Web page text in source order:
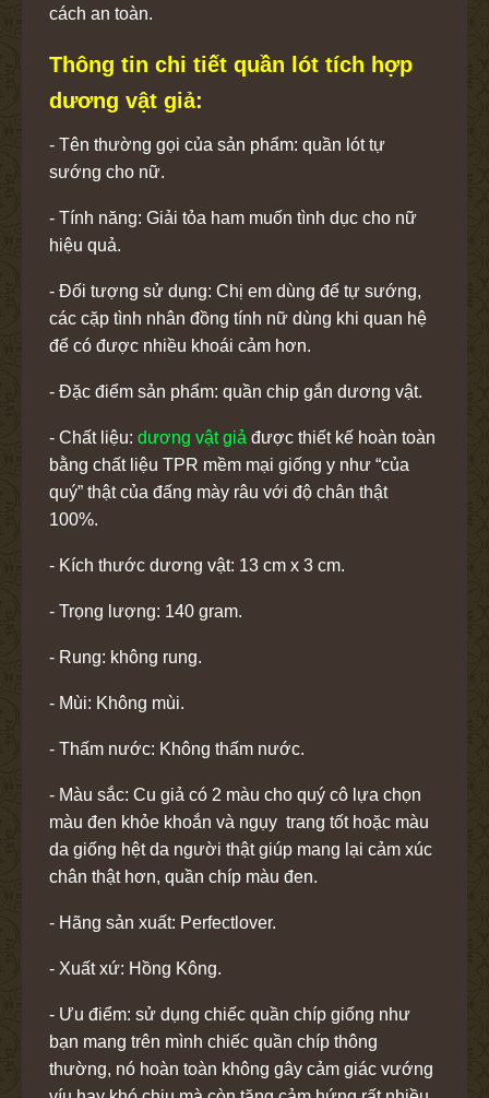
cách an toàn.
Thông tin chi tiết quần lót tích hợp
dương vật giả:
- Tên thường gọi của sản phẩm: quần lót tự
sướng cho nữ.
- Tính năng: Giải tỏa ham muốn tình dục cho nữ
hiệu quả.
- Đối tượng sử dụng: Chị em dùng để tự sướng,
các cặp tình nhân đồng tính nữ dùng khi quan hệ
để có được nhiều khoái cảm hơn.
- Đặc điểm sản phẩm: quần chip gắn dương vật.
- Chất liệu: dương vật giả được thiết kế hoàn toàn
bằng chất liệu TPR mềm mại giống y như “của
quý” thật của đấng mày râu với độ chân thật
100%.
- Kích thước dương vật: 13 cm x 3 cm.
- Trọng lượng: 140 gram.
- Rung: không rung.
- Mùi: Không mùi.
- Thấm nước: Không thấm nước.
- Màu sắc: Cu giả có 2 màu cho quý cô lựa chọn
màu đen khỏe khoắn và ngụy trang tốt hoặc màu
da giống hệt da người thật giúp mang lại cảm xúc
chân thật hơn, quần chíp màu đen.
- Hãng sản xuất: Perfectlover.
- Xuất xứ: Hồng Kông.
- Ưu điểm: sử dụng chiếc quần chíp giống như
bạn mang trên mình chiếc quần chíp thông
thường, nó hoàn toàn không gây cảm giác vướng